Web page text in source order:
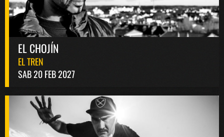
EL CHOJÍN
EL TREN
SAB 20 FEB 2027